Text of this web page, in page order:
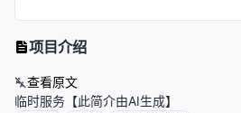
项目介绍
查看原文
临时服务【此简介由AI生成】